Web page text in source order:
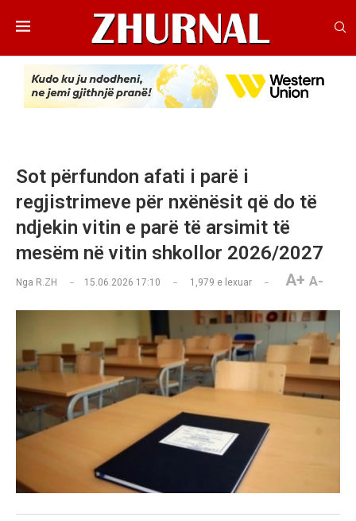
Sot përfundon afati i parë i
regjistrimeve për nxënësit që do të
ndjekin vitin e parë të arsimit të
mesëm në vitin shkollor 2026/2027
Nga R.ZH 15.06.2026 17:10 1,979 e lexuar A+ A-